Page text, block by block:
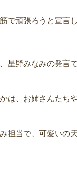
で頑張ろうと宣言し
星野みなみの発言
は、お姉さんたち
担当で、可愛いの